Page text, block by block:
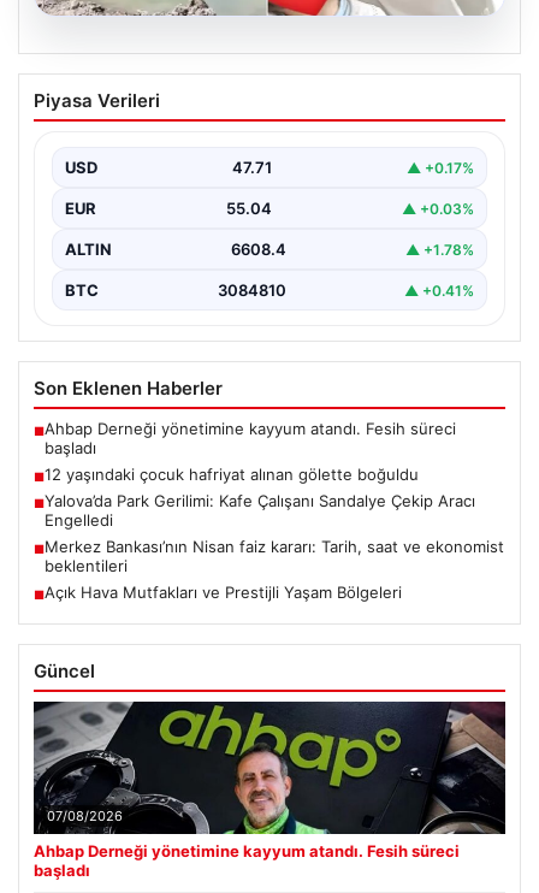
06.08.2026
12 yaşındaki çocuk hafriyat alınan
gölette boğuldu
Oluşan Gölette Boğuldu”, “content”: “ Erzurum’un Oltu…
Piyasa Verileri
USD 47.71 ▲ +0.17%
EUR 55.04 ▲ +0.03%
ALTIN 6608.4 ▲ +1.78%
BTC 3084810 ▲ +0.41%
Son Eklenen Haberler
■Ahbap Derneği yönetimine kayyum atandı. Fesih süreci
başladı
■12 yaşındaki çocuk hafriyat alınan gölette boğuldu
■Yalova’da Park Gerilimi: Kafe Çalışanı Sandalye Çekip Aracı
Engelledi
■Merkez Bankası’nın Nisan faiz kararı: Tarih, saat ve ekonomist
beklentileri
■Açık Hava Mutfakları ve Prestijli Yaşam Bölgeleri
Güncel
07/08/2026
Ahbap Derneği yönetimine kayyum atandı. Fesih süreci
başladı